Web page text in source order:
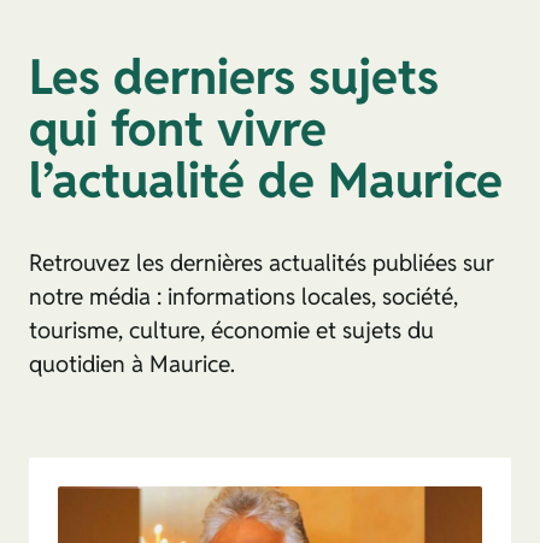
Les derniers sujets
qui font vivre
l’actualité de Maurice
Retrouvez les dernières actualités publiées sur
notre média : informations locales, société,
tourisme, culture, économie et sujets du
quotidien à Maurice.